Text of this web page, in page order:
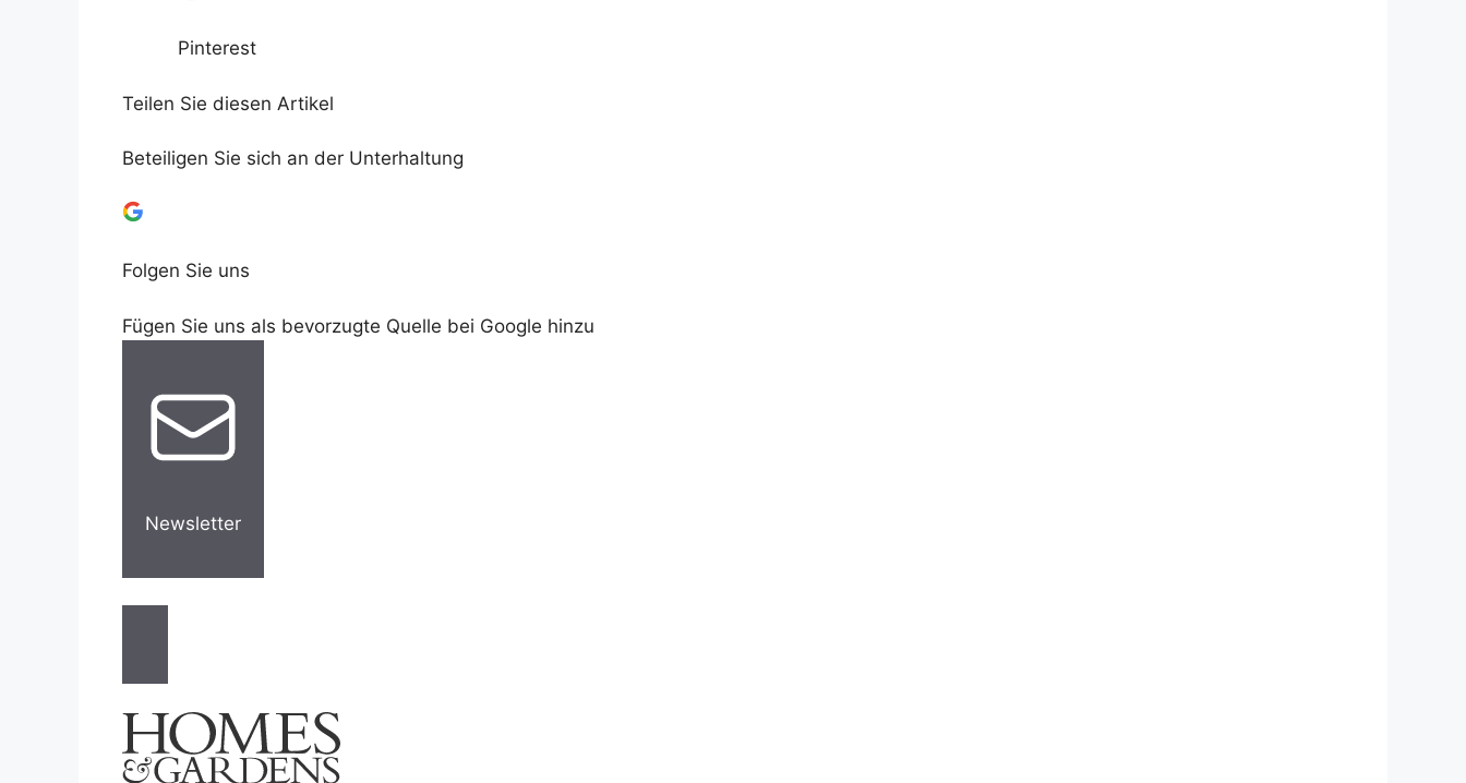
Pinterest
Teilen Sie diesen Artikel
Beteiligen Sie sich an der Unterhaltung
Folgen Sie uns
Fügen Sie uns als bevorzugte Quelle bei Google hinzu
Newsletter